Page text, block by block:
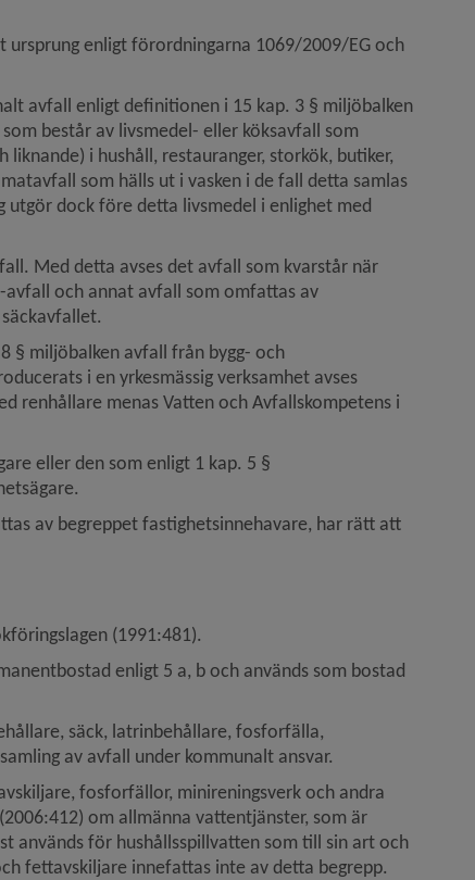
enligt förordningarna 1069/2009/EG och
avfall enligt definitionen i 15 kap. 3 § miljöbalken
består av livsmedel- eller köksavfall som
i hushåll, restauranger, storkök, butiker,
som hälls ut i vasken i de fall detta samlas
utgör dock före detta livsmedel i enlighet med
Med detta avses det avfall som kvarstår när
och annat avfall som omfattas av
§ miljöbalken avfall från bygg- och
i en yrkesmässig verksamhet avses
renhållare menas Vatten och Avfallskompetens i
eller den som enligt 1 kap. 5 §
av begreppet fastighetsinnehavare, har rätt att
(1991:481).
enligt 5 a, b och används som bostad
säck, latrinbehållare, fosforfälla,
av avfall under kommunalt ansvar.
fosforfällor, minireningsverk och andra
om allmänna vattentjänster, som är
används för hushållsspillvatten som till sin art och
fettavskiljare innefattas inte av detta begrepp.